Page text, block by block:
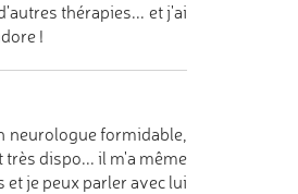
thérapies... et j'ai
!
neurologue formidable,
très dispo... il m'a même
je peux parler avec lui